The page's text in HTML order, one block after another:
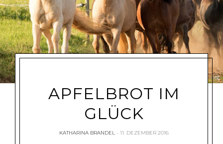
APFELBROT IM
GLÜCK
KATHARINA BRANDEL 11. DEZEMBER 2016